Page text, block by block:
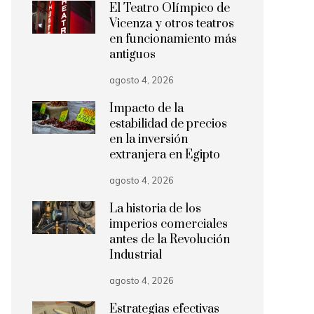
El Teatro Olímpico de
Vicenza y otros teatros
en funcionamiento más
antiguos
agosto 4, 2026
Impacto de la
estabilidad de precios
en la inversión
extranjera en Egipto
agosto 4, 2026
La historia de los
imperios comerciales
antes de la Revolución
Industrial
agosto 4, 2026
Estrategias efectivas